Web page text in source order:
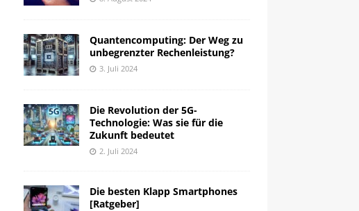
Quantencomputing: Der Weg zu
unbegrenzter Rechenleistung?
3. Juli 2024
Die Revolution der 5G-
Technologie: Was sie für die
Zukunft bedeutet
2. Juli 2024
Die besten Klapp Smartphones
[Ratgeber]